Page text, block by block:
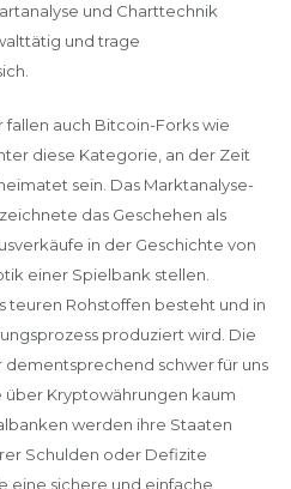
und Charttechnik
und trage
auch Bitcoin-Forks wie
diese Kategorie, an der Zeit
sein. Das Marktanalyse-
das Geschehen als
in der Geschichte von
einer Spielbank stellen.
teuren Rohstoffen besteht und in
produziert wird. Die
dementsprechend schwer für uns
über Kryptowährungen kaum
werden ihre Staaten
Schulden oder Defizite
eine sichere und einfache